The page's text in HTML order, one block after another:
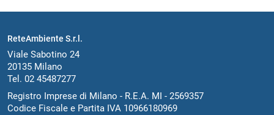
ReteAmbiente S.r.l.
Viale Sabotino 24
20135 Milano
Tel. 02 45487277
Registro Imprese di Milano - R.E.A. MI - 2569357
Codice Fiscale e Partita IVA 10966180969